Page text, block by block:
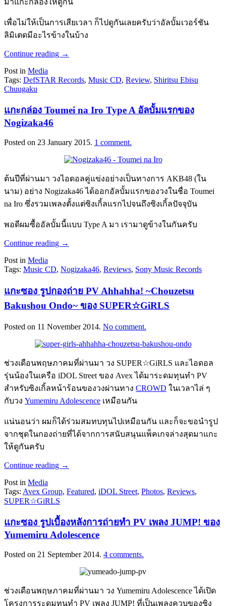
เพื่อไม่ให้เป็นการเสียเวลา ก็ไปดูกันเลยครับว่าอัลบั้มเวอร์ชัน
ลิมิเตดมีอะไรข้างในบ้าง
Continue reading →
Post in Media
Tags: DefSTAR Records, Music CD, Review, Shiritsu Ebisu
Chuugaku
แกะกล่อง Toumei na Iro Type A อัลบั้มแรกของ
Nogizaka46
Posted on 23 January 2015. 1 comment.
ต้นปีที่ผ่านมา วงไอดอลคู่แข่งอย่างเป็นทางการ AKB48 (ใน
นาม) อย่าง Nogizaka46 ได้ออกอัลบั้มแรกของวงในชื่อ Toumei
na Iro ซึ่งรวมเพลงตั้งแต่ซิงเกิ้ลแรกไปจนถึงซิงเกิ้ลปัจจุบัน
พอดีผมซื้ออัลบั้มนี้แบบ Type A มา เรามาดูข้างในกันครับ
Continue reading →
Post in Media
Tags: Music CD, Nogizaka46, Reviews, Sony Music Records
แกะซอง รูปกองถ่าย PV Ahhahha! ~Chouzetsu
Bakushou Ondo~ ของ SUPER☆GiRLS
Posted on 11 November 2014. No comment.
ช่วงเดือนพฤษภาคมที่ผ่านมา วง SUPER☆GiRLS และไอดอล
รุ่นน้องในเครือ iDOL Street ของ Avex ได้มาระดมทุนทำ PV
สำหรับซิงเกิ้ลหน้าร้อนของวงผ่านทาง CROWD ในเวลาไล่ ๆ
กับวง Yumemiru Adolescence เหมือนกัน
แน่นอนว่า ผมก็ได้ร่วมสมทบทุนไปเหมือนกัน และก็จะขอนำรูป
จากชุดในกองถ่ายที่ได้จากการสนับสนุนแพ็คเกจล่างสุดมาแกะ
ให้ดูกันครับ
Continue reading →
Post in Media
Tags: Avex Group, Featured, iDOL Street, Photos, Reviews,
SUPER☆GiRLS
แกะซอง รูปเบื้องหลังการถ่ายทำ PV เพลง JUMP! ของ
Yumemiru Adolescence
Posted on 21 September 2014. 4 comments.
ช่วงเดือนพฤษภาคมที่ผ่านมา วง Yumemiru Adolescence ได้เปิด
โครงการระดมทุนทำ PV เพลง JUMP! ที่เป็นเพลงควบของซิง